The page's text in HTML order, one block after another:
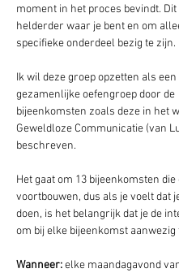
moment in het proces bevindt.
helderder waar je bent en om
specifieke onderdeel bezig te zijn.
Ik wil deze groep opzetten als een
gezamenlijke oefengroep door de
bijeenkomsten zoals deze in het
Geweldloze Communicatie (van
beschreven.
Het gaat om 13 bijeenkomsten
voortbouwen, dus als je voelt dat
doen, is het belangrijk dat je de
om bij elke bijeenkomst aanwezig
Wanneer: elke maandagavond